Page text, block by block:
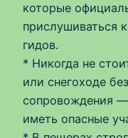
которые
прислушиваться
гидов.
* Никогда не
или снегоходе
сопровождения
иметь опасные